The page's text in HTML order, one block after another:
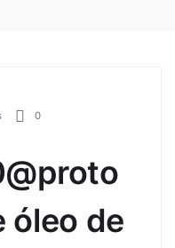
0
óleo de